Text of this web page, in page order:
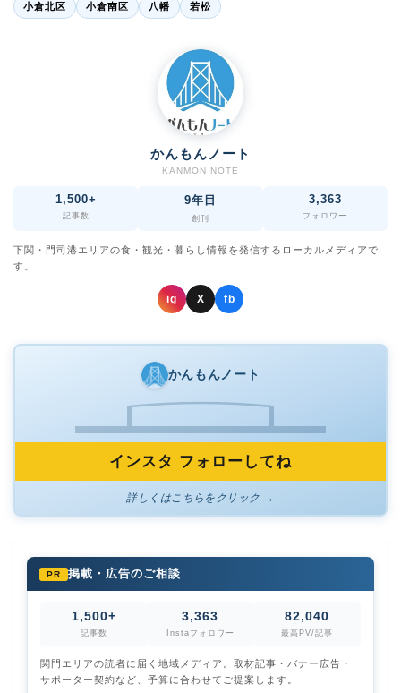
小倉北区 小倉南区 八幡 若松
かんもんノート
KANMON NOTE
1,500+
記事数
9年目
創刊
3,363
フォロワー
下関・門司港エリアの食・観光・暮らし情報を発信するローカルメディアで
す。
ig X fb
かんもんノート
インスタ フォローしてね
詳しくはこちらをクリック →
PR 掲載・広告のご相談
1,500+
記事数
3,363
Instaフォロワー
82,040
最高PV/記事
関門エリアの読者に届く地域メディア。取材記事・バナー広告・
サポーター契約など、予算に合わせてご提案します。